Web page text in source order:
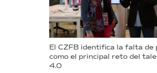
El CZFB identifica la falta de
como el principal reto del
4.0